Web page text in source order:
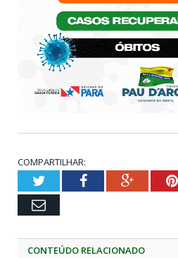
COMPARTILHAR:
TwitterFacebookGoogle+
Email
CONTEÚDO RELACIONADO